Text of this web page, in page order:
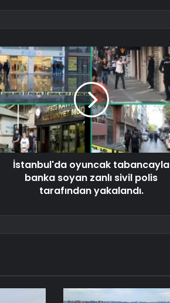
İstanbul'da oyuncak tabancayla
banka soyan zanlı sivil polis
tarafından yakalandı.